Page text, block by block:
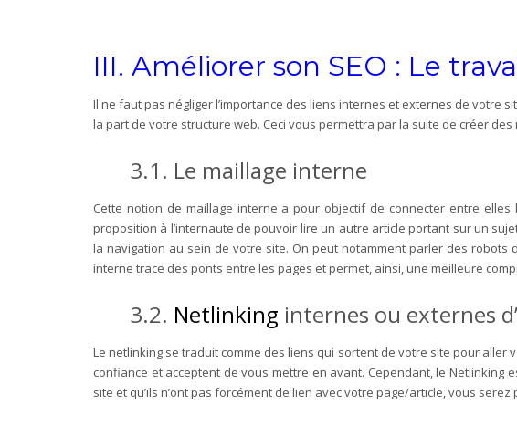
III. Améliorer son SEO : Le
Il ne faut pas négliger l’importance des liens internes et externes de
la part de votre structure web. Ceci vous permettra par la suite de créer
3.1. Le maillage interne
Cette notion de maillage interne a pour objectif de connecter entre
proposition à l’internaute de pouvoir lire un autre article portant sur un
la navigation au sein de votre site. On peut notamment parler des
interne trace des ponts entre les pages et permet, ainsi, une meilleure
3.2. Netlinking internes ou externes
Le netlinking se traduit comme des liens qui sortent de votre site pour
confiance et acceptent de vous mettre en avant. Cependant, le
site et qu’ils n’ont pas forcément de lien avec votre page/article, vous serez